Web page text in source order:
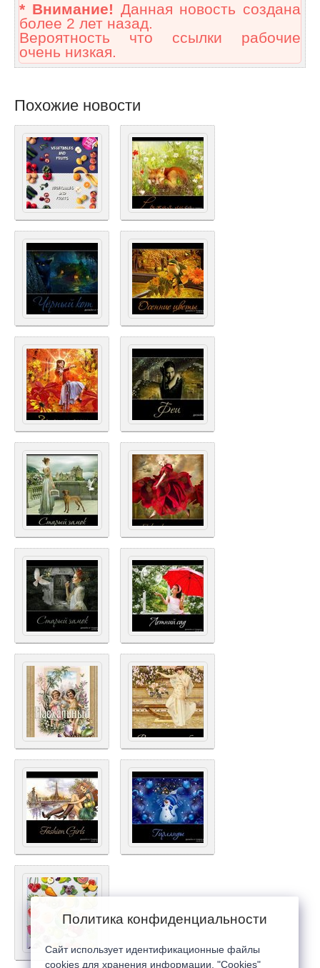
* Внимание! Данная новость создана
более 2 лет назад.
Вероятность что ссылки рабочие
очень низкая.
Похожие новости
Политика конфиденциальности
Сайт использует идентификационные файлы
cookies для хранения информации. "Cookies"